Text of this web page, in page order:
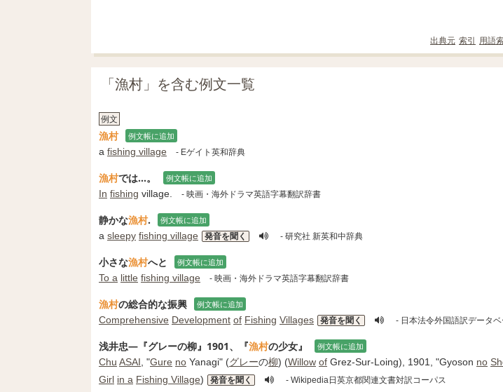
出典元 索引 用語
「漁村」を含む例文一覧
例文
漁村 例文帳に追加
a fishing village - Eゲイト英和辞典
漁村では...。 例文帳に追加
In fishing village. - 映画・海外ドラマ英語字幕翻訳辞書
静かな漁村. 例文帳に追加
a sleepy fishing village 発音を聞く - 研究社 新英和中辞典
小さな漁村へと 例文帳に追加
To a little fishing village - 映画・海外ドラマ英語字幕翻訳辞書
漁村の総合的な振興 例文帳に追加
Comprehensive Development of Fishing Villages 発音を聞く - 日本法令外国語訳データ
浅井忠―『グレーの柳』1901、『漁村の少女』 例文帳に追加
Chu ASAI , "Gure no Yanagi" (グレーの柳) (Willow of Grez-Sur-Loing), 1901, "Gyoson no
Girl in a Fishing Village) 発音を聞く - Wikipedia日英京都関連文書対訳コーパス